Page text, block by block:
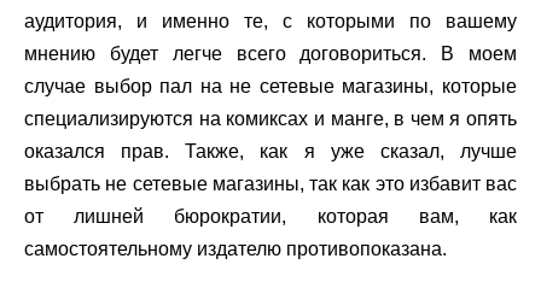
аудитория, и именно те, с которыми по вашему
мнению будет легче всего договориться. В моем
случае выбор пал на не сетевые магазины, которые
специализируются на комиксах и манге, в чем я опять
оказался прав. Также, как я уже сказал, лучше
выбрать не сетевые магазины, так как это избавит вас
от лишней бюрократии, которая вам, как
самостоятельному издателю противопоказана.